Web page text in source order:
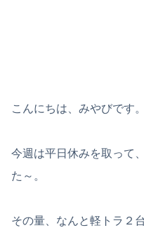
こんにちは、みやびです。
今週は平日休みを取って
た～。
その量、なんと軽トラ２